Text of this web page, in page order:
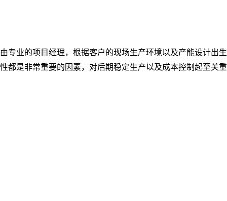
专业的项目经理，根据客户的现场生产环境以及产能设计出生
都是非常重要的因素，对后期稳定生产以及成本控制起至关重